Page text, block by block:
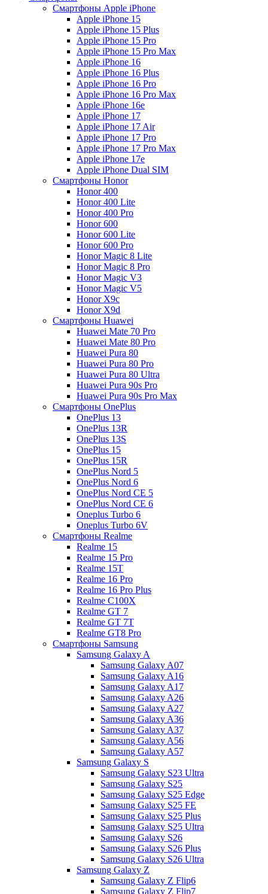
Смартфоны Apple iPhone
Apple iPhone 15
Apple iPhone 15 Plus
Apple iPhone 15 Pro
Apple iPhone 15 Pro Max
Apple iPhone 16
Apple iPhone 16 Plus
Apple iPhone 16 Pro
Apple iPhone 16 Pro Max
Apple iPhone 16e
Apple iPhone 17
Apple iPhone 17 Air
Apple iPhone 17 Pro
Apple iPhone 17 Pro Max
Apple iPhone 17e
Apple iPhone Dual SIM
Смартфоны Honor
Honor 400
Honor 400 Lite
Honor 400 Pro
Honor 600
Honor 600 Lite
Honor 600 Pro
Honor Magic 8 Lite
Honor Magic 8 Pro
Honor Magic V3
Honor Magic V5
Honor X9c
Honor X9d
Смартфоны Huawei
Huawei Mate 70 Pro
Huawei Mate 80 Pro
Huawei Pura 80
Huawei Pura 80 Pro
Huawei Pura 80 Ultra
Huawei Pura 90s Pro
Huawei Pura 90s Pro Max
Смартфоны OnePlus
OnePlus 13
OnePlus 13R
OnePlus 13S
OnePlus 15
OnePlus 15R
OnePlus Nord 5
OnePlus Nord 6
OnePlus Nord CE 5
OnePlus Nord CE 6
Oneplus Turbo 6
Oneplus Turbo 6V
Смартфоны Realme
Realme 15
Realme 15 Pro
Realme 15T
Realme 16 Pro
Realme 16 Pro Plus
Realme C100X
Realme GT 7
Realme GT 7T
Realme GT8 Pro
Смартфоны Samsung
Samsung Galaxy A
Samsung Galaxy A07
Samsung Galaxy A16
Samsung Galaxy A17
Samsung Galaxy A26
Samsung Galaxy A27
Samsung Galaxy A36
Samsung Galaxy A37
Samsung Galaxy A56
Samsung Galaxy A57
Samsung Galaxy S
Samsung Galaxy S23 Ultra
Samsung Galaxy S25
Samsung Galaxy S25 Edge
Samsung Galaxy S25 FE
Samsung Galaxy S25 Plus
Samsung Galaxy S25 Ultra
Samsung Galaxy S26
Samsung Galaxy S26 Plus
Samsung Galaxy S26 Ultra
Samsung Galaxy Z
Samsung Galaxy Z Flip6
Samsung Galaxy Z Flip7